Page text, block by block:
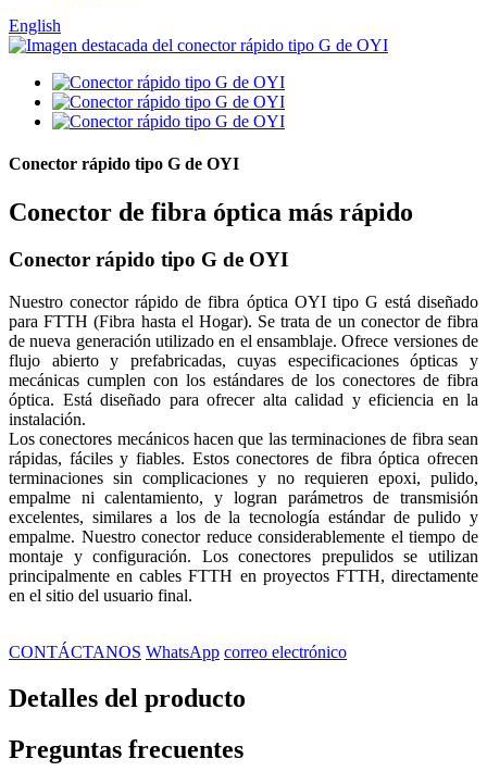
English
Conector rápido tipo G de OYI
Conector de fibra óptica más rápido
Conector rápido tipo G de OYI
Nuestro conector rápido de fibra óptica OYI tipo G está diseñado
para FTTH (Fibra hasta el Hogar). Se trata de un conector de fibra
de nueva generación utilizado en el ensamblaje. Ofrece versiones de
flujo abierto y prefabricadas, cuyas especificaciones ópticas y
mecánicas cumplen con los estándares de los conectores de fibra
óptica. Está diseñado para ofrecer alta calidad y eficiencia en la
instalación.
Los conectores mecánicos hacen que las terminaciones de fibra sean
rápidas, fáciles y fiables. Estos conectores de fibra óptica ofrecen
terminaciones sin complicaciones y no requieren epoxi, pulido,
empalme ni calentamiento, y logran parámetros de transmisión
excelentes, similares a los de la tecnología estándar de pulido y
empalme. Nuestro conector reduce considerablemente el tiempo de
montaje y configuración. Los conectores prepulidos se utilizan
principalmente en cables FTTH en proyectos FTTH, directamente
en el sitio del usuario final.
CONTÁCTANOS WhatsApp correo electrónico
Detalles del producto
Preguntas frecuentes